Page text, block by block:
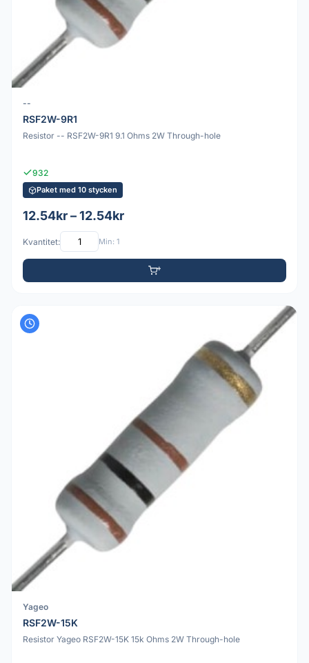
--
RSF2W-9R1
Resistor -- RSF2W-9R1 9.1 Ohms 2W Through-hole
932
Paket med 10 stycken
12.54kr – 12.54kr
Kvantitet: Min: 1
Yageo
RSF2W-15K
Resistor Yageo RSF2W-15K 15k Ohms 2W Through-hole